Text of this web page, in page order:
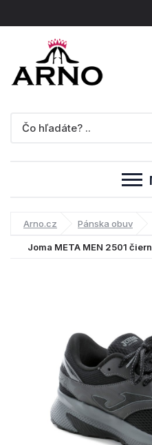
Arno.cz Pánska obuv
Joma META MEN 2501